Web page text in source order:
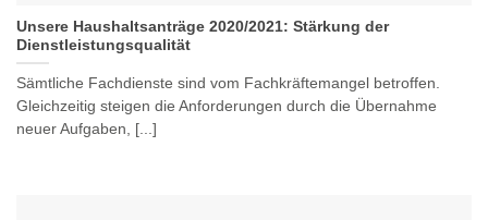
Unsere Haushaltsanträge 2020/2021: Stärkung der
Dienstleistungsqualität
Sämtliche Fachdienste sind vom Fachkräftemangel betroffen.
Gleichzeitig steigen die Anforderungen durch die Übernahme
neuer Aufgaben, [...]